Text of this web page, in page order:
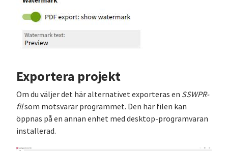
Exportera projekt
Om du väljer det här alternativet exporteras en SSWPR-
filsom motsvarar programmet. Den här filen kan
öppnas på en annan enhet med desktop-programvaran
installerad.